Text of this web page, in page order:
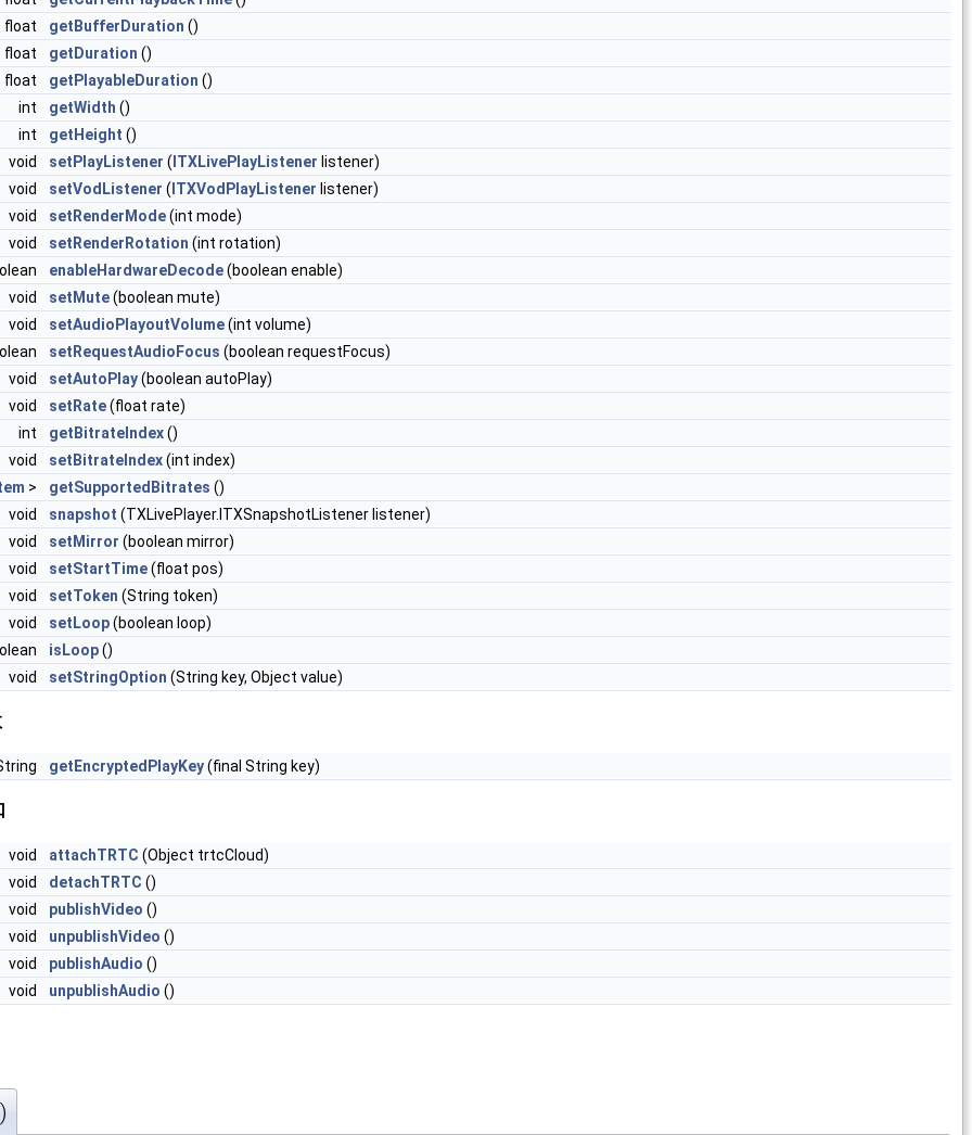
float
getBufferDuration ()
float
getDuration ()
float
getPlayableDuration ()
int
getWidth ()
int
getHeight ()
void
setPlayListener ( ITXLivePlayListener listener)
void
setVodListener ( ITXVodPlayListener listener)
void
setRenderMode(int mode)
void
setRenderRotation (int rotation)
enableHardwareDecode(boolean enable)
void
setMute(boolean mute)
void
setAudioPlayoutVolume(int volume)
setRequestAudioFocus (boolean requestFocus)
void
setAutoPlay(boolean autoPlay)
void
setRate(float rate)
int
getBitrateIndex()
void
setBitrateIndex(int index)
> getSupportedBitrates ()
void
snapshot (TXLivePlayer.ITXSnapshotListener listener)
void
setMirror (boolean mirror)
void
setStartTime(float pos)
void
setToken (String token)
void
setLoop(boolean loop)
isLoop()
void
setStringOption (String key, Object value)
getEncryptedPlayKey(final String key)
void attachTRTC (Object trtcCloud)
void
detachTRTC ()
void
publishVideo ()
void
unpublishVideo ()
void
publishAudio ()
void
unpublishAudio ()